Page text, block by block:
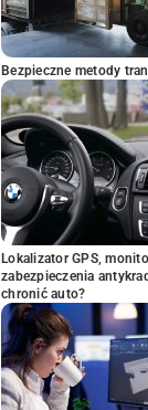
Bezpieczne metody
Lokalizator GPS,
zabezpieczenia
chronić auto?